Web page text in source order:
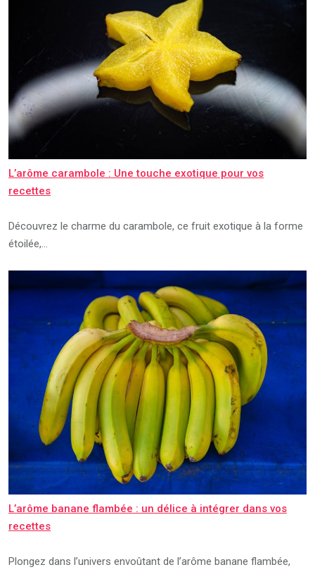
L’arôme carambole : Une touche exotique pour vos
recettes
Découvrez le charme du carambole, ce fruit exotique à la forme
étoilée,…
L’arôme banane flambée : un délice à intégrer dans vos
recettes
Plongez dans l’univers envoûtant de l’arôme banane flambée,